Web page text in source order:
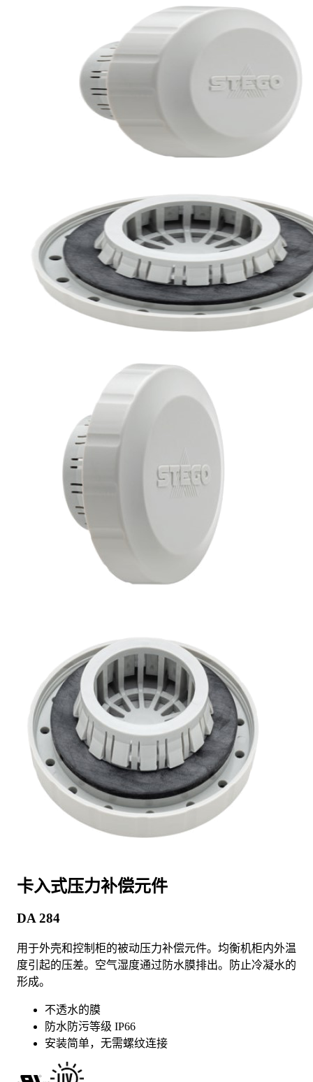
卡入式压力补偿元件
DA 284
用于外壳和控制柜的被动压力补偿元件。均衡机柜内外温
度引起的压差。空气湿度通过防水膜排出。防止冷凝水的
形成。
不透水的膜
防水防污等级 IP66
安装简单，无需螺纹连接